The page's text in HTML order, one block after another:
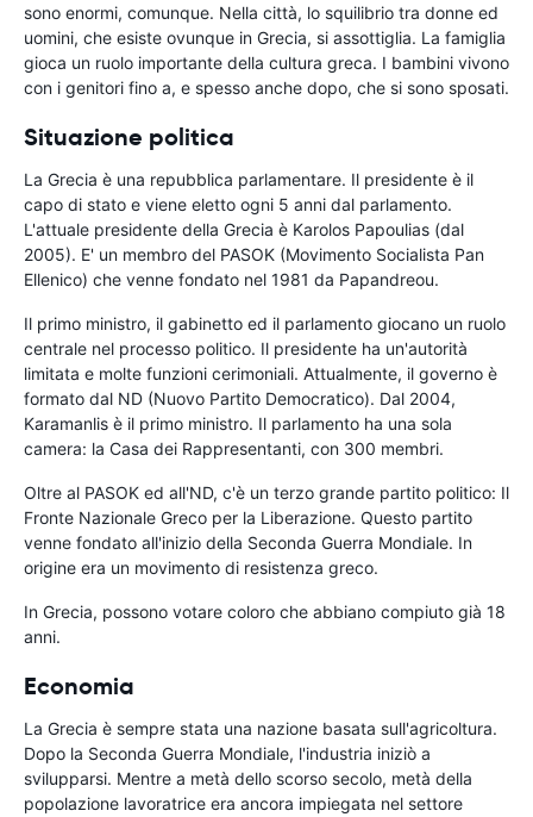
sono enormi, comunque. Nella città, lo squilibrio tra donne ed
uomini, che esiste ovunque in Grecia, si assottiglia. La famiglia
gioca un ruolo importante della cultura greca. I bambini vivono
con i genitori fino a, e spesso anche dopo, che si sono sposati.
Situazione politica
La Grecia è una repubblica parlamentare. Il presidente è il
capo di stato e viene eletto ogni 5 anni dal parlamento.
L'attuale presidente della Grecia è Karolos Papoulias (dal
2005). E' un membro del PASOK (Movimento Socialista Pan
Ellenico) che venne fondato nel 1981 da Papandreou.
Il primo ministro, il gabinetto ed il parlamento giocano un ruolo
centrale nel processo politico. Il presidente ha un'autorità
limitata e molte funzioni cerimoniali. Attualmente, il governo è
formato dal ND (Nuovo Partito Democratico). Dal 2004,
Karamanlis è il primo ministro. Il parlamento ha una sola
camera: la Casa dei Rappresentanti, con 300 membri.
Oltre al PASOK ed all'ND, c'è un terzo grande partito politico: Il
Fronte Nazionale Greco per la Liberazione. Questo partito
venne fondato all'inizio della Seconda Guerra Mondiale. In
origine era un movimento di resistenza greco.
In Grecia, possono votare coloro che abbiano compiuto già 18
anni.
Economia
La Grecia è sempre stata una nazione basata sull'agricoltura.
Dopo la Seconda Guerra Mondiale, l'industria iniziò a
svilupparsi. Mentre a metà dello scorso secolo, metà della
popolazione lavoratrice era ancora impiegata nel settore